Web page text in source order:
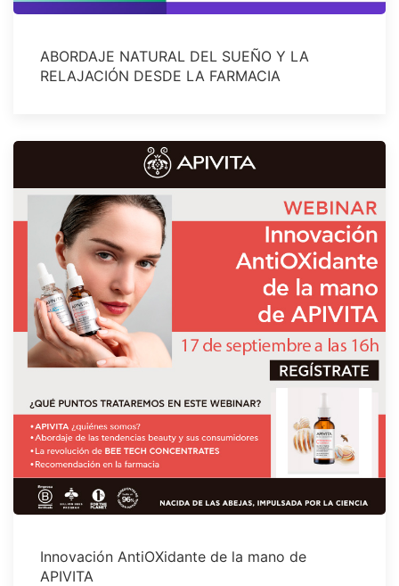
ABORDAJE NATURAL DEL SUEÑO Y LA
RELAJACIÓN DESDE LA FARMACIA
Innovación AntiOXidante de la mano de
APIVITA